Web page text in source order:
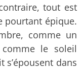
tout est
pourtant épique.
comme un
le soleil
s’épousent dans